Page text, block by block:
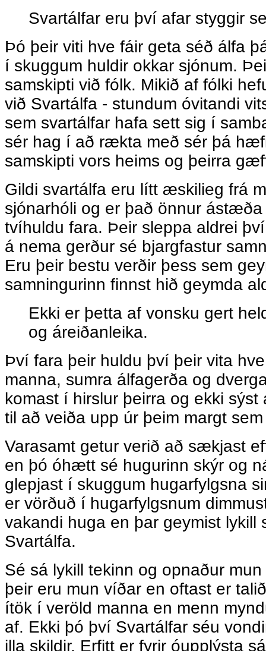
Svartálfar eru því afar styggir
Þó þeir viti hve fáir geta séð álfa
í skuggum huldir okkar sjónum.
samskipti við fólk. Mikið af fólki
við Svartálfa - stundum óvitandi
sem svartálfar hafa sett sig í
sér hag í að rækta með sér þá
samskipti vors heims og þeirra
Gildi svartálfa eru lítt æskilieg frá
sjónarhóli og er það önnur
tvíhuldu fara. Þeir sleppa aldrei
á nema gerður sé bjargfastur
Eru þeir bestu verðir þess sem
samningurinn finnst hið geymda
Ekki er þetta af vonsku gert
og áreiðanleika.
Því fara þeir huldu því þeir vita
manna, sumra álfagerða og
komast í hirslur þeirra og ekki
til að veiða upp úr þeim margt
Varasamt getur verið að sækjast
en þó óhætt sé hugurinn skýr og
glepjast í skuggum hugarfylgsna
er vörðuð í hugarfylgsnum
vakandi huga en þar geymist lykill
Svartálfa.
Sé sá lykill tekinn og opnaður
þeir eru mun víðar en oftast er
ítök í veröld manna en menn
af. Ekki þó því Svartálfar séu
illa skildir. Erfitt er fyrir óupplýsta